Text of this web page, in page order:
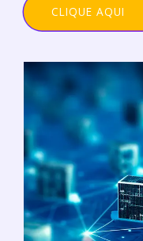
CLIQUE AQUI